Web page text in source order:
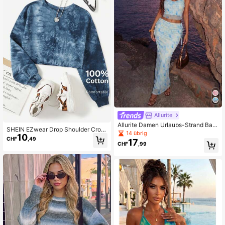
SHEIN EZwear Drop Shoulder Crop
T-Shirt mit Batik
CHF10 ,49
Allurite
Allurite Damen Urlaubs-Strand Bati
k-Muster Trägertop und Rock 2-teili
ges Set
14 übrig
CHF17 ,99